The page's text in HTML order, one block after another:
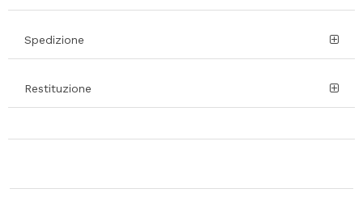
Spedizione
Restituzione